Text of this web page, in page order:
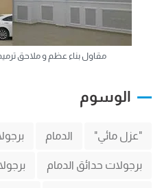
مقاول بناء عظم و ملاحق
الوسوم
"عزل مائي" الدمام
برجولات حدائق الدمام